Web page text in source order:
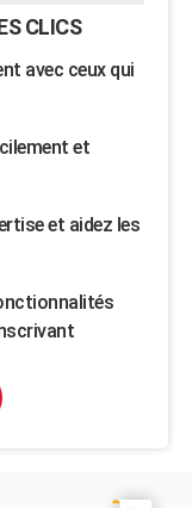
CLICS
avec ceux qui
et
et aidez les